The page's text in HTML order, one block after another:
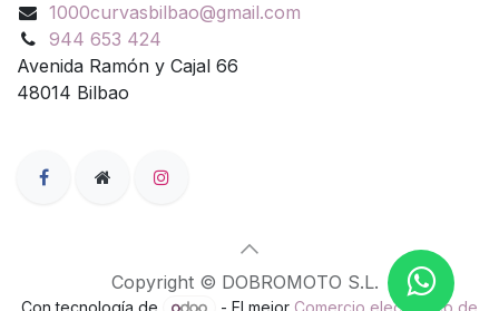
1000curvasbilbao@gmail.com
944 653 424
Avenida Ramón y Cajal 66
48014 Bilbao
Copyright © DOBROMOTO S.L.
Con tecnología de - El mejor Comercio electrónico de